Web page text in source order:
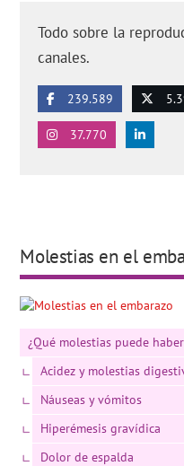
Todo sobre la
canales.
239.589
37.770
Molestias en el
¿Qué molestias puede
Acidez y molestias
Náuseas y vómitos
Hiperémesis gravídica
Dolor de espalda